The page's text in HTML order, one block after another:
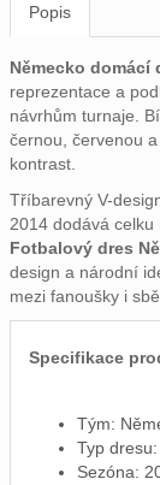
Popis
Německo domácí
reprezentace a
návrhům turnaje.
černou, červenou
kontrast.
Tříbarevný V-
2014 dodává
Fotbalový dres
design a národní
mezi fanoušky i
Specifikace
Tým:
Typ
Sezóna: